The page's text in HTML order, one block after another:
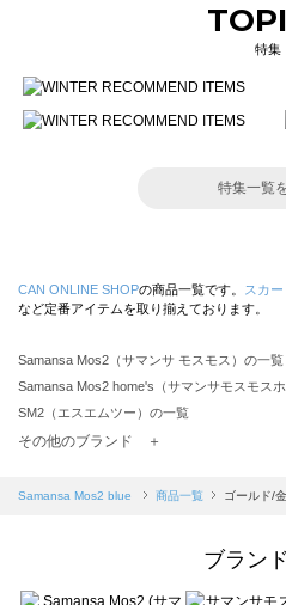
特集
特集一覧
CAN ONLINE SHOPの商品一覧です。 スカー
など定番アイテムを取り揃えております。
Samansa Mos2（サマンサ モスモス）の一覧
Samansa Mos2 home's（サマンサモスモス
SM2（エスエムツー）の一覧
TSUHARU by Samansa Mos2（ツハルバイ
Samansa Mos2 blue（サマンサモスモス ブル
Te chichi（テチチ）の一覧
その他のブランド ＋
Samansa Mos2 blue 商品一覧 ゴールド/
ブラン